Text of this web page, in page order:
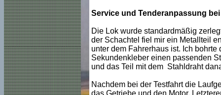
Service und Tenderanpassung
Die Lok wurde standardmäßig
der Schachtel fiel mir ein Metallteil
unter dem Fahrerhaus ist. Ich
Sekundenkleber einen passenden
und das Teil mit dem Stahldraht
Nachdem bei der Testfahrt die
das Getriebe und den Motor.